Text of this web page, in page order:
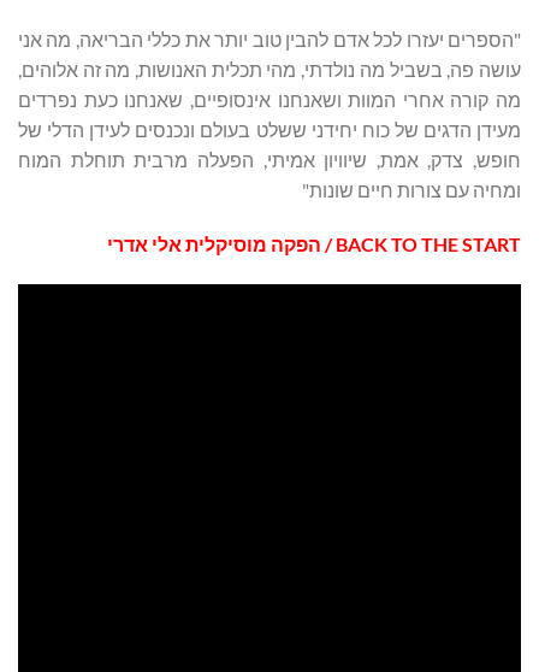
"הספרים יעזרו לכל אדם להבין טוב יותר את כללי הבריאה, מה אני
עושה פה, בשביל מה נולדתי, מהי תכלית האנושות, מה זה אלוהים,
מה קורה אחרי המוות ושאנחנו אינסופיים, שאנחנו כעת נפרדים
מעידן הדגים של כוח יחידני ששלט בעולם ונכנסים לעידן הדלי של
חופש, צדק, אמת, שיוויון אמיתי, הפעלה מרבית תוחלת המוח
ומחיה עם צורות חיים שונות"
BACK TO THE START/ הפקה מוסיקלית אלי אדרי